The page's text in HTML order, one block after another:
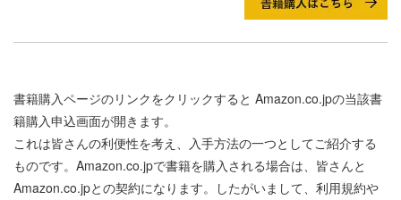
書籍購入ページのリンクをクリックすると Amazon.co.jpの当該書
籍購入申込画面が開きます。
これは皆さんの利便性を考え、入手方法の一つとしてご紹介する
ものです。Amazon.co.jpで書籍を購入される場合は、皆さんと
Amazon.co.jpとの契約になります。したがいまして、利用規約や